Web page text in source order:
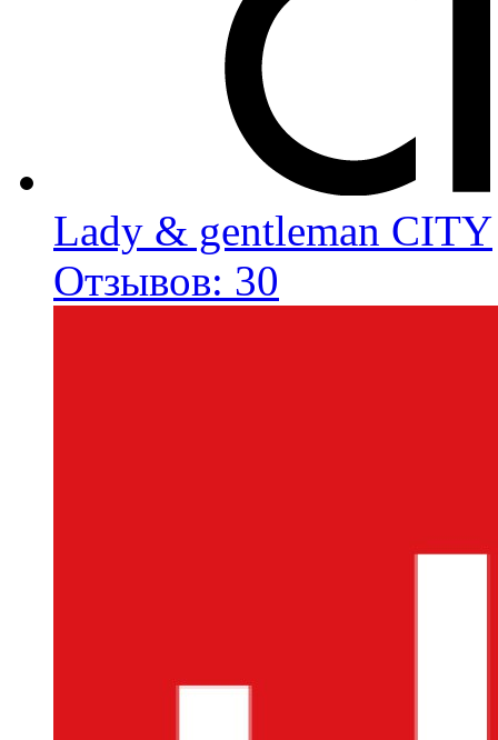
Lady & gentleman CITY
Отзывов: 30